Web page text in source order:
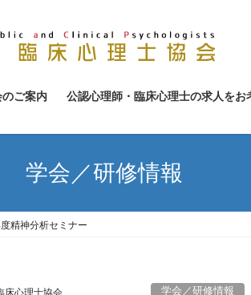
のご案内 公認心理師・臨床心理士の求人をお
学会／研修情報
精神分析セミナー
床心理士協会 学会／研修情報